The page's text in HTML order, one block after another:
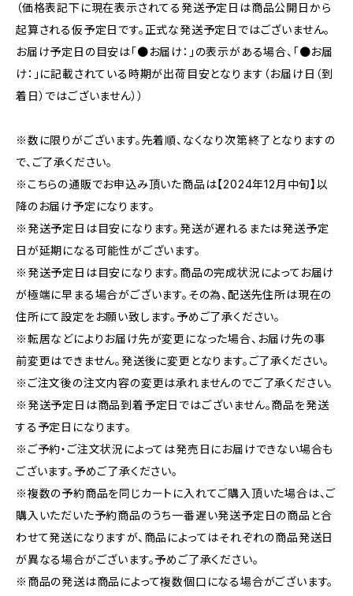
（価格表記下に現在表示されてる発送予定日は商品公開日から
起算される仮予定日です。正式な発送予定日ではございません。
お届け予定日の目安は「●お届け：」の表示がある場合、「●お届
け：」に記載されている時期が出荷目安となります（お届け日（到
着日）ではございません））
※数に限りがございます。先着順、なくなり次第終了となりますの
で、ご了承ください。
※こちらの通販でお申込み頂いた商品は【2024年12月中旬】以
降のお届け予定になります。
※発送予定日は目安になります。発送が遅れるまたは発送予定
日が延期になる可能性がございます。
※発送予定日は目安になります。商品の完成状況によってお届け
が極端に早まる場合がございます。その為、配送先住所は現在の
住所にて設定をお願い致します。予めご了承ください。
※転居などによりお届け先が変更になった場合、お届け先の事
前変更はできません。発送後に変更となります。ご了承ください。
※ご注文後の注文内容の変更は承れませんのでご了承ください。
※発送予定日は商品到着予定日ではございません。商品を発送
する予定日になります。
※ご予約・ご注文状況によっては発売日にお届けできない場合も
ございます。予めご了承ください。
※複数の予約商品を同じカートに入れてご購入頂いた場合は、ご
購入いただいた予約商品のうち一番遅い発送予定日の商品と合
わせて発送になりますが、商品によってはそれぞれの商品発送日
が異なる場合がございます。予めご了承ください。
※商品の発送は商品によって複数個口になる場合がございます。